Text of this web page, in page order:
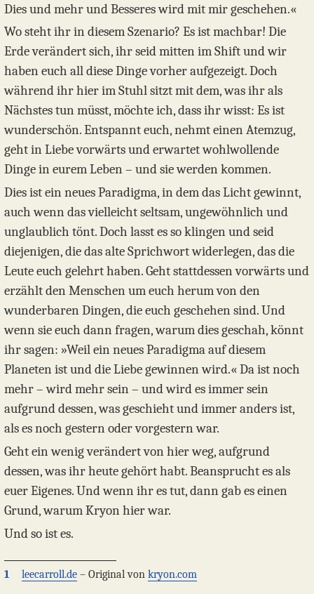
Dies und mehr und Besseres wird mit mir geschehen.«
Wo steht ihr in diesem Szenario? Es ist machbar! Die
Erde verändert sich, ihr seid mitten im Shift und wir
haben euch all diese Dinge vorher aufgezeigt. Doch
während ihr hier im Stuhl sitzt mit dem, was ihr als
Nächstes tun müsst, möchte ich, dass ihr wisst: Es ist
wunderschön. Entspannt euch, nehmt einen Atemzug,
geht in Liebe vorwärts und erwartet wohlwollende
Dinge in eurem Leben – und sie werden kommen.
Dies ist ein neues Paradigma, in dem das Licht gewinnt,
auch wenn das vielleicht seltsam, ungewöhnlich und
unglaublich tönt. Doch lasst es so klingen und seid
diejenigen, die das alte Sprichwort widerlegen, das die
Leute euch gelehrt haben. Geht stattdessen vorwärts und
erzählt den Menschen um euch herum von den
wunderbaren Dingen, die euch geschehen sind. Und
wenn sie euch dann fragen, warum dies geschah, könnt
ihr sagen: »Weil ein neues Paradigma auf diesem
Planeten ist und die Liebe gewinnen wird.« Da ist noch
mehr – wird mehr sein – und wird es immer sein
aufgrund dessen, was geschieht und immer anders ist,
als es noch gestern oder vorgestern war.
Geht ein wenig verändert von hier weg, aufgrund
dessen, was ihr heute gehört habt. Beansprucht es als
euer Eigenes. Und wenn ihr es tut, dann gab es einen
Grund, warum Kryon hier war.
Und so ist es.
1 leecarroll.de – Original von kryon.com